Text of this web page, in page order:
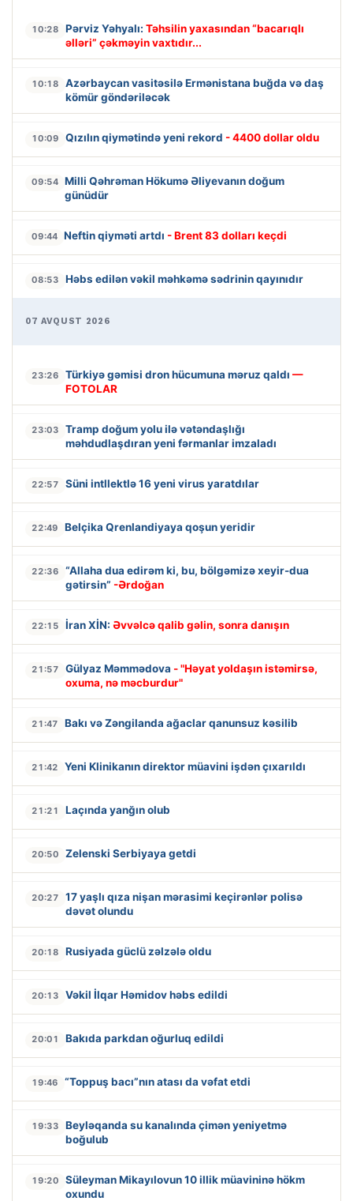
10:28 Pərviz Yəhyalı: Təhsilin yaxasından “bacarıqlı
əlləri” çəkməyin vaxtıdır...
10:18
Azərbaycan vasitəsilə Ermənistana buğda və daş
kömür göndəriləcək
10:09 Qızılın qiymətində yeni rekord - 4400 dollar oldu
09:54 Milli Qəhrəman Hökumə Əliyevanın doğum
günüdür
09:44 Neftin qiyməti artdı - Brent 83 dolları keçdi
08:53 Həbs edilən vəkil məhkəmə sədrinin qayınıdır
07 AVQUST 2026
23:26 Türkiyə gəmisi dron hücumuna məruz qaldı —
FOTOLAR
23:03
Tramp doğum yolu ilə vətəndaşlığı
məhdudlaşdıran yeni fərmanlar imzaladı
22:57 Süni intllektlə 16 yeni virus yaratdılar
22:49 Belçika Qrenlandiyaya qoşun yeridir
22:36
“Allaha dua edirəm ki, bu, bölgəmizə xeyir-dua
gətirsin” -Ərdoğan
22:15 İran XİN: Əvvəlcə qalib gəlin, sonra danışın
21:57 Gülyaz Məmmədova - "Həyat yoldaşın istəmirsə,
oxuma, nə məcburdur"
21:47 Bakı və Zəngilanda ağaclar qanunsuz kəsilib
21:42 Yeni Klinikanın direktor müavini işdən çıxarıldı
21:21 Laçında yanğın olub
20:50 Zelenski Serbiyaya getdi
20:27
17 yaşlı qıza nişan mərasimi keçirənlər polisə
dəvət olundu
20:18 Rusiyada güclü zəlzələ oldu
20:13 Vəkil İlqar Həmidov həbs edildi
20:01 Bakıda parkdan oğurluq edildi
19:46 “Toppuş bacı”nın atası da vəfat etdi
19:33
Beyləqanda su kanalında çimən yeniyetmə
boğulub
19:20
Süleyman Mikayılovun 10 illik müavininə hökm
oxundu